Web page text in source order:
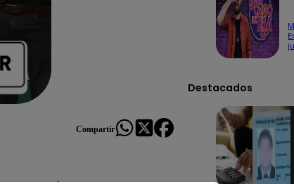
Compartir
Destacados